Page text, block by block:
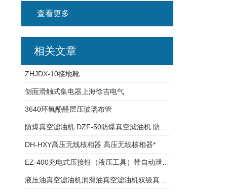
查看更多
相关文章
ZHJDX-10接地靴
侧面滑触式集电器上海徐吉电气
3640环氧酚醛层压玻璃布管
DH-HXY高压无线核相器 高压无线核相器*